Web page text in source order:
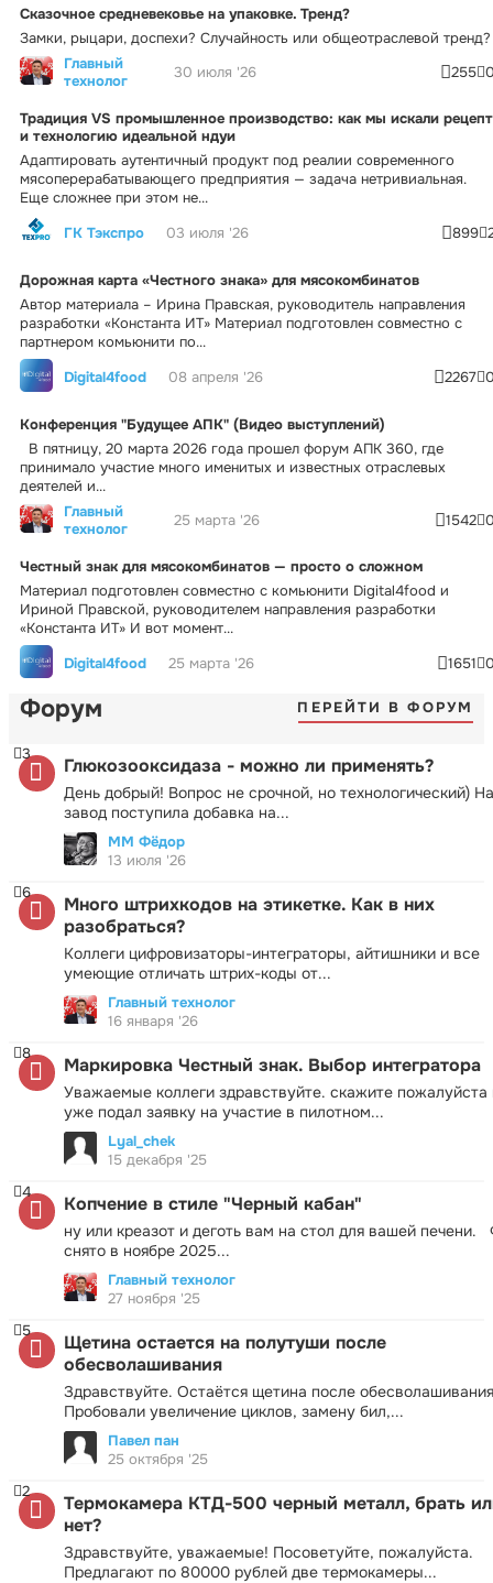
Сказочное средневековье на упаковке. Тренд?
Замки, рыцари, доспехи? Случайность или общеотраслевой тренд?
Главный
технолог
30 июля '26 255
Традиция VS промышленное производство: как мы искали рецепт
и технологию идеальной ндуи
Адаптировать аутентичный продукт под реалии современного
мясоперерабатывающего предприятия — задача нетривиальная.
Еще сложнее при этом не...
ГК Тэкспро
03 июля '26 899
Дорожная карта «Честного знака» для мясокомбинатов
Автор материала – Ирина Правская, руководитель направления
разработки «Константа ИТ» Материал подготовлен совместно с
партнером комьюнити по...
Digital4food
08 апреля '26 2267
Конференция "Будущее АПК" (Видео выступлений)
В пятницу, 20 марта 2026 года прошел форум АПК 360, где
принимало участие много именитых и известных отраслевых
деятелей и...
Главный
технолог
25 марта '26 1542
Честный знак для мясокомбинатов — просто о сложном
Материал подготовлен совместно с комьюнити Digital4food и
Ириной Правской, руководителем направления разработки
«Константа ИТ» И вот момент...
Digital4food
25 марта '26 1651
Форум ПЕРЕЙТИ В ФОРУМ
Глюкозооксидаза - можно ли применять?
День добрый! Вопрос не срочной, но технологический) На
завод поступила добавка на...
3
ММ Фёдор
13 июля '26
Много штрихкодов на этикетке. Как в них
разобраться?
Коллеги цифровизаторы-интеграторы, айтишники и все
умеющие отличать штрих-коды от...
6
Главный технолог
16 января '26
Маркировка Честный знак. Выбор интегратора
Уважаемые коллеги здравствуйте. скажите пожалуйста
уже подал заявку на участие в пилотном...
8
Lyal_chek
15 декабря '25
Копчение в стиле "Черный кабан"
ну или креазот и деготь вам на стол для вашей печени.
снято в ноябре 2025...
4
Главный технолог
27 ноября '25
Щетина остается на полутуши после
обесволашивания
Здравствуйте. Остаётся щетина после
Пробовали увеличение циклов, замену бил,...
5
Павел пан
25 октября '25
Термокамера КТД-500 черный металл, брать
нет?
Здравствуйте, уважаемые! Посоветуйте, пожалуйста.
Предлагают по 80000 рублей две термокамеры...
2